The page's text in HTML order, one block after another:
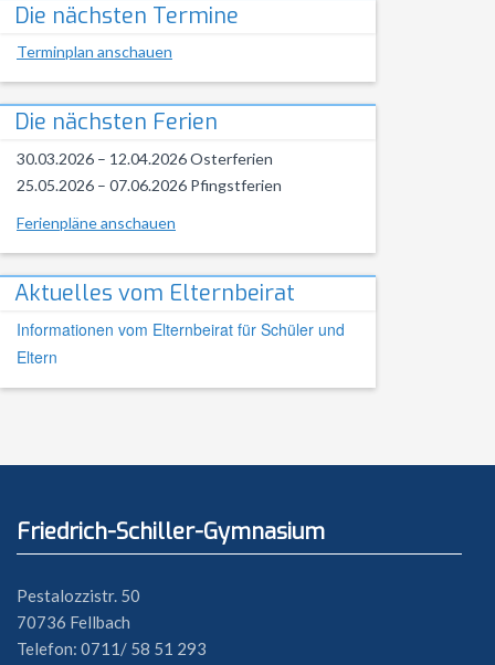
Die nächsten Termine
Terminplan anschauen
Die nächsten Ferien
30.03.2026 – 12.04.2026 Osterferien
25.05.2026 – 07.06.2026 Pfingstferien
Ferienpläne anschauen
Aktuelles vom Elternbeirat
Informationen vom Elternbeirat für Schüler und
Eltern
Friedrich-Schiller-Gymnasium
Pestalozzistr. 50
70736 Fellbach
Telefon: 0711/ 58 51 293